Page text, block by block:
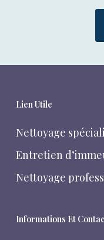
Lien Utile
Nettoyage
Entretien
Nettoyage
Informations Et